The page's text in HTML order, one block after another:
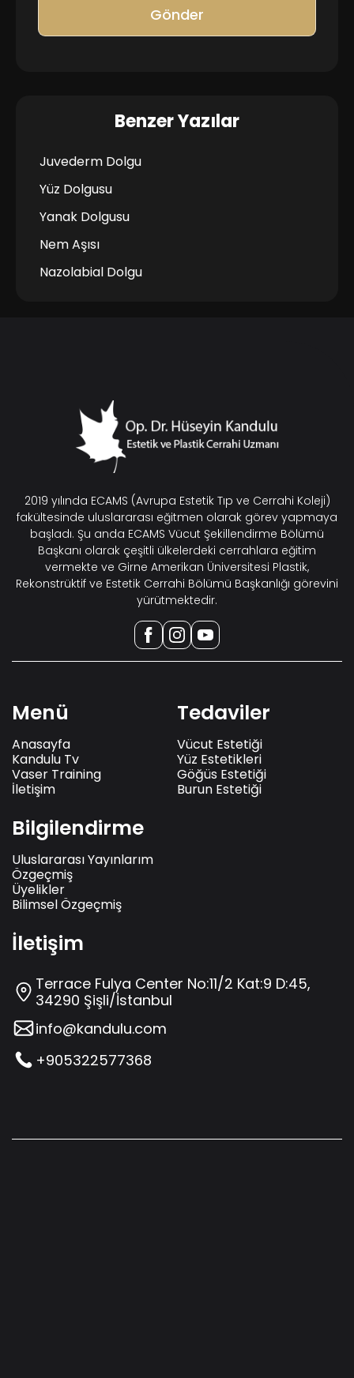
Gönder
Benzer Yazılar
Juvederm Dolgu
Yüz Dolgusu
Yanak Dolgusu
Nem Aşısı
Nazolabial Dolgu
2019 yılında ECAMS (Avrupa Estetik Tıp ve Cerrahi Koleji)
fakültesinde uluslararası eğitmen olarak görev yapmaya
başladı. Şu anda ECAMS Vücut Şekillendirme Bölümü
Başkanı olarak çeşitli ülkelerdeki cerrahlara eğitim
vermekte ve Girne Amerikan Üniversitesi Plastik,
Rekonstrüktif ve Estetik Cerrahi Bölümü Başkanlığı görevini
yürütmektedir.
Menü
Anasayfa
Kandulu Tv
Vaser Training
İletişim
Tedaviler
Vücut Estetiği
Yüz Estetikleri
Göğüs Estetiği
Burun Estetiği
Bilgilendirme
Uluslararası Yayınlarım
Özgeçmiş
Üyelikler
Bilimsel Özgeçmiş
İletişim
Terrace Fulya Center No:11/2 Kat:9 D:45,
34290 Şişli/İstanbul
info@kandulu.com
+905322577368